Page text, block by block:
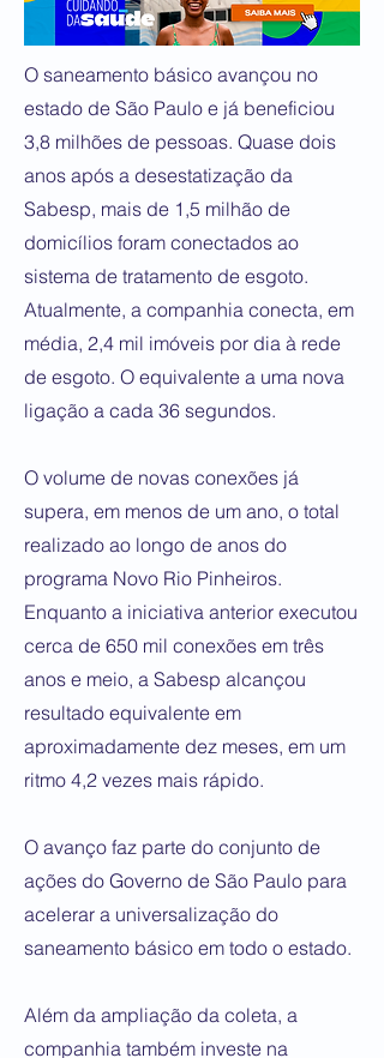
O saneamento básico avançou no
estado de São Paulo e já beneficiou
3,8 milhões de pessoas. Quase dois
anos após a desestatização da
Sabesp, mais de 1,5 milhão de
domicílios foram conectados ao
sistema de tratamento de esgoto.
Atualmente, a companhia conecta, em
média, 2,4 mil imóveis por dia à rede
de esgoto. O equivalente a uma nova
ligação a cada 36 segundos.
O volume de novas conexões já
supera, em menos de um ano, o total
realizado ao longo de anos do
programa Novo Rio Pinheiros.
Enquanto a iniciativa anterior executou
cerca de 650 mil conexões em três
anos e meio, a Sabesp alcançou
resultado equivalente em
aproximadamente dez meses, em um
ritmo 4,2 vezes mais rápido.
O avanço faz parte do conjunto de
ações do Governo de São Paulo para
acelerar a universalização do
saneamento básico em todo o estado.
Além da ampliação da coleta, a
companhia também investe na